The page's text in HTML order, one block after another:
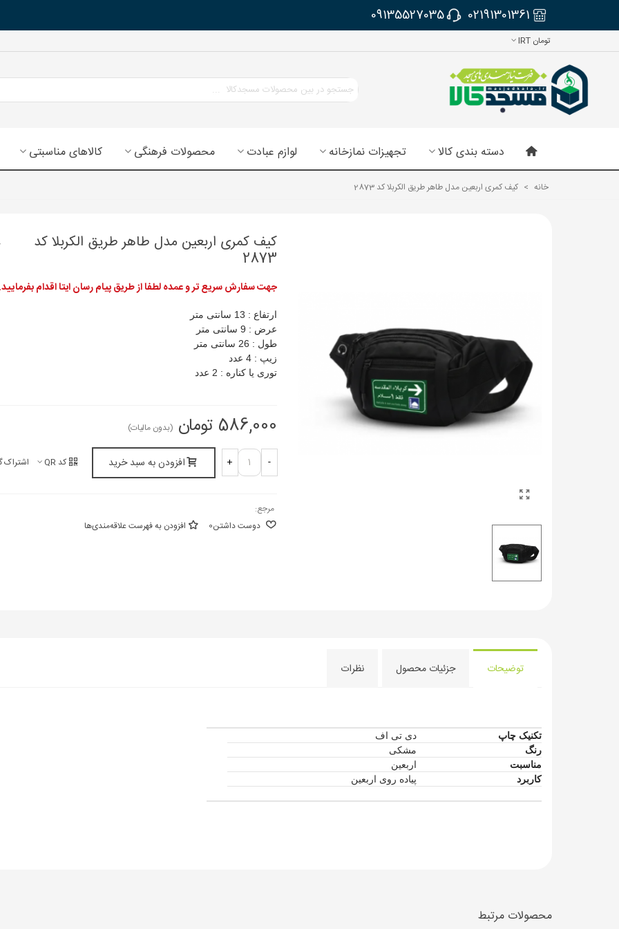
02191301361
09135527035
تومان IRT
دسته بندی کالا تجهیزات نمازخانه لوازم عبادت محصولات فرهنگی کالاهای مناسبتی
خانه > کیف کمری اربعین مدل طاهر طریق الکربلا کد 2873
کیف کمری اربعین مدل طاهر طریق الکربلا کد
2873
جهت سفارش سریع تر و عمده لطفا از طریق پیام رسان ایتا اقدام
ارتفاع : 13 سانتی متر
عرض : 9 سانتی متر
طول : 26 سانتی متر
زیپ : 4 عدد
توری یا کناره : 2 عدد
586,000 تومان (بدون مالیات)
-
+ افزودن به سبد خرید کد QR اشتراک
مرجع:
دوست داشتن0 افزودن به فهرست علاقه‌مندی‌ها
توضیحات جزئیات محصول نظرات
تکنیک چاپ
دی تی اف
رنگ
مشکی
مناسبت
اربعین
کاربرد
پیاده روی اربعین
محصولات مرتبط